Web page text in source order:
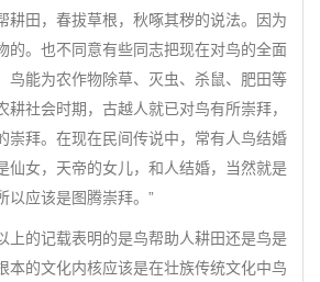
耕田，春拔草根，秋啄其秽的说法。因为
的。也不同意有些同志把现在对鸟的全面
鸟能为农作物除草、灭虫、杀鼠、肥田等
耕社会时期，古越人就已对鸟有所崇拜，
崇拜。在现在民间传说中，常有人鸟结婚
仙女，天帝的女儿，和人结婚，当然就是
以应该是图腾崇拜。”
的记载表明的是鸟帮助人耕田还是鸟是
本的文化内核应该是在壮族传统文化中鸟